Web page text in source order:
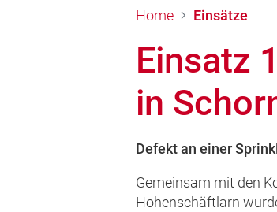
Home Einsätze
Einsatz
in
Defekt an einer
Gemeinsam mit den
Hohenschäftlarn